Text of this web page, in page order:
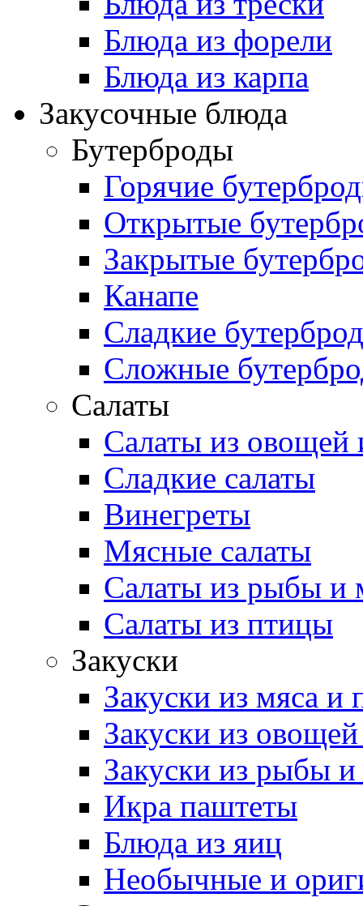
Блюда из форели
Блюда из карпа
Закусочные блюда
Бутерброды
Горячие
Открытые
Закрытые
Канапе
Сладкие
Сложные
Салаты
Салаты из овощей
Сладкие салаты
Винегреты
Мясные салаты
Салаты из рыбы и
Салаты из птицы
Закуски
Закуски из мяса и
Закуски из
Закуски из рыбы
Икра паштеты
Блюда из яиц
Необычные и